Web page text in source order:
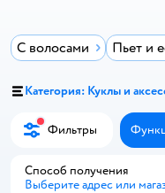
С волосами Пьет и
Категория: Куклы и
Фильтры
Способ получения
Выберите адрес или